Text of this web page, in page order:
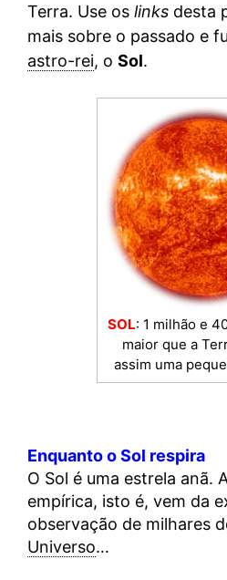
Terra. Use os links desta
mais sobre o passado e
astro-rei, o Sol.
SOL: 1 milhão e
maior que a
assim uma
Enquanto o Sol respira
O Sol é uma estrela anã.
empírica, isto é, vem da
observação de milhares
Universo…